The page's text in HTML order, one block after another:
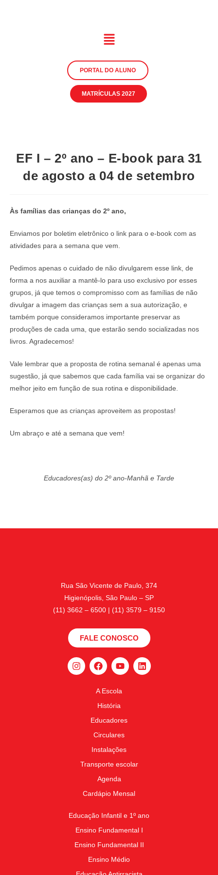
PORTAL DO ALUNO
MATRÍCULAS 2027
EF I – 2º ano – E-book para 31
de agosto a 04 de setembro
Às famílias das crianças do 2º ano,
Enviamos por boletim eletrônico o link para o e-book com as
atividades para a semana que vem.
Pedimos apenas o cuidado de não divulgarem esse link, de
forma a nos auxiliar a mantê-lo para uso exclusivo por esses
grupos, já que temos o compromisso com as famílias de não
divulgar a imagem das crianças sem a sua autorização, e
também porque consideramos importante preservar as
produções de cada uma, que estarão sendo socializadas nos
livros. Agradecemos!
Vale lembrar que a proposta de rotina semanal é apenas uma
sugestão, já que sabemos que cada família vai se organizar do
melhor jeito em função de sua rotina e disponibilidade.
Esperamos que as crianças aproveitem as propostas!
Um abraço e até a semana que vem!
Educadores(as) do 2º ano-Manhã e Tarde
Rua São Vicente de Paulo, 374
Higienópolis, São Paulo – SP
(11) 3662 – 6500 | (11) 3579 – 9150
FALE CONOSCO
A Escola
História
Educadores
Circulares
Instalações
Transporte escolar
Agenda
Cardápio Mensal
Educação Infantil e 1º ano
Ensino Fundamental I
Ensino Fundamental II
Ensino Médio